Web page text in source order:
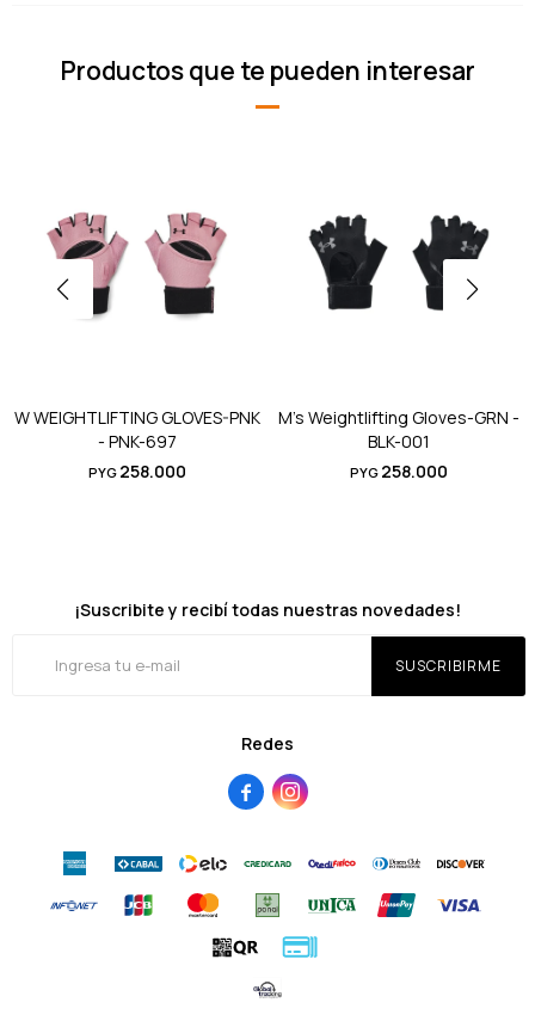
Productos que te pueden interesar
W WEIGHTLIFTING GLOVES-PNK
- PNK-697
PYG 258.000
M's Weightlifting Gloves-GRN -
BLK-001
PYG 258.000
Redes
 
¡Suscribite y recibí todas nuestras novedades!
SUSCRIBIRME